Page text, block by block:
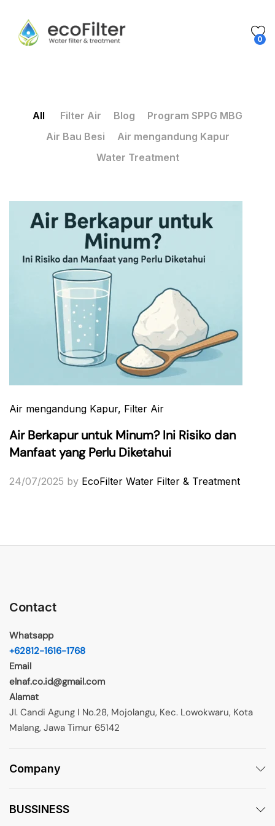
0
All Filter Air Blog
Program SPPG MBG
Air Bau Besi
Air mengandung Kapur
Water Treatment
Air mengandung Kapur, Filter Air
Air Berkapur untuk Minum? Ini Risiko dan
Manfaat yang Perlu Diketahui
24/07/2025 by EcoFilter Water Filter & Treatment
Contact
Whatsapp
+62812-1616-1768
Email
elnaf.co.id@gmail.com
Alamat
Jl. Candi Agung I No.28, Mojolangu, Kec. Lowokwaru, Kota
Malang, Jawa Timur 65142
Company
BUSSINESS